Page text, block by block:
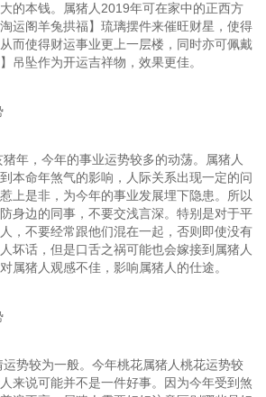
的本钱。属猪人2019年可在家中的正西方
运阁羊兔拱福】琉璃摆件来催旺财星，使得
而使得财运事业更上一层楼，同时亦可佩戴
吊坠作为开运吉祥物，效果更佳。
年，今年的事业运势较多的动荡。属猪人
本命年煞气的影响，人际关系出现一定的问
上是非，为今年的事业发展埋下隐患。所以
身边的同事，不要交浅言深。特别是对于平
，不要经常跟他们混在一起，否则即使没有
坏话，但是口舌之祸可能也会嫁接到属猪人
属猪人观感不佳，影响属猪人的仕途。
势较为一般。今年桃花属猪人桃花运势较
来说可能并不是一件好事。因为今年受到煞